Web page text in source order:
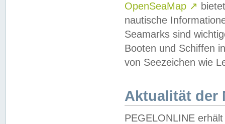
OpenSeaMap ↗
nautische
Seamarks sind
Booten und Schiffen
von Seezeichen wie
Aktualität der
PEGELONLINE